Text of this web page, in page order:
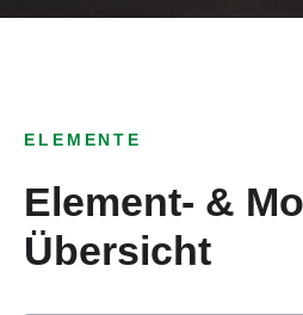
ELEMENTE
Element- &
Übersicht